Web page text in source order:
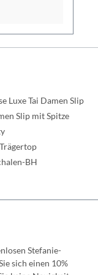
spüren –
Up Soft
und Freizeit✓
31 %
Luxe Tai Damen Slip
Slip mit Spitze
BH
Stefanie-
sich einen 10%